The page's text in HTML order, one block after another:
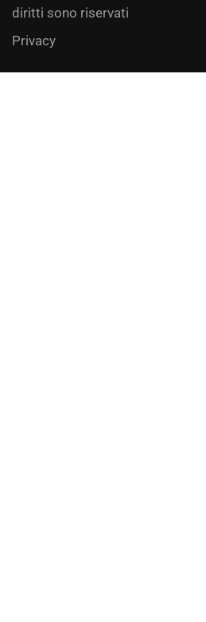
diritti sono riservati
Privacy